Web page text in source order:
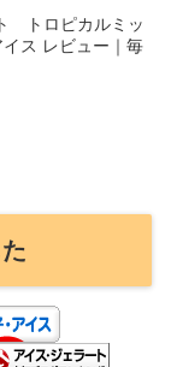
トロピカルミッ
ス レビュー｜毎